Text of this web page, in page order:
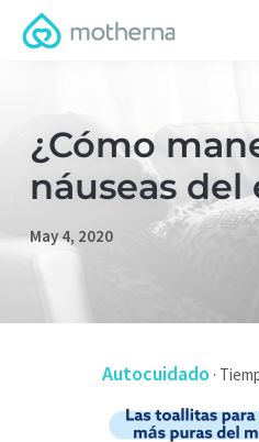
¿Cómo
náuseas del
May 4, 2020
Autocuidado ·